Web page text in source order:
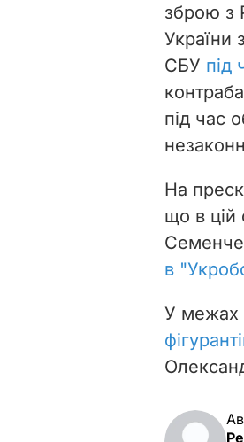
зброю з
України
СБУ під
під час
На
що в цій
в
У межах